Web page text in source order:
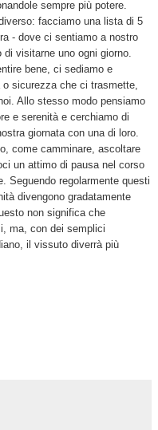
sempre più potere.
facciamo una lista di 5
- dove ci sentiamo a nostro
di visitarne uno ogni giorno.
bene, ci sediamo e
sicurezza che ci trasmette,
Allo stesso modo pensiamo
e serenità e cerchiamo di
giornata con una di loro.
come camminare, ascoltare
un attimo di pausa nel corso
Seguendo regolarmente questi
divengono gradatamente
non significa che
ma, con dei semplici
il vissuto diverrà più